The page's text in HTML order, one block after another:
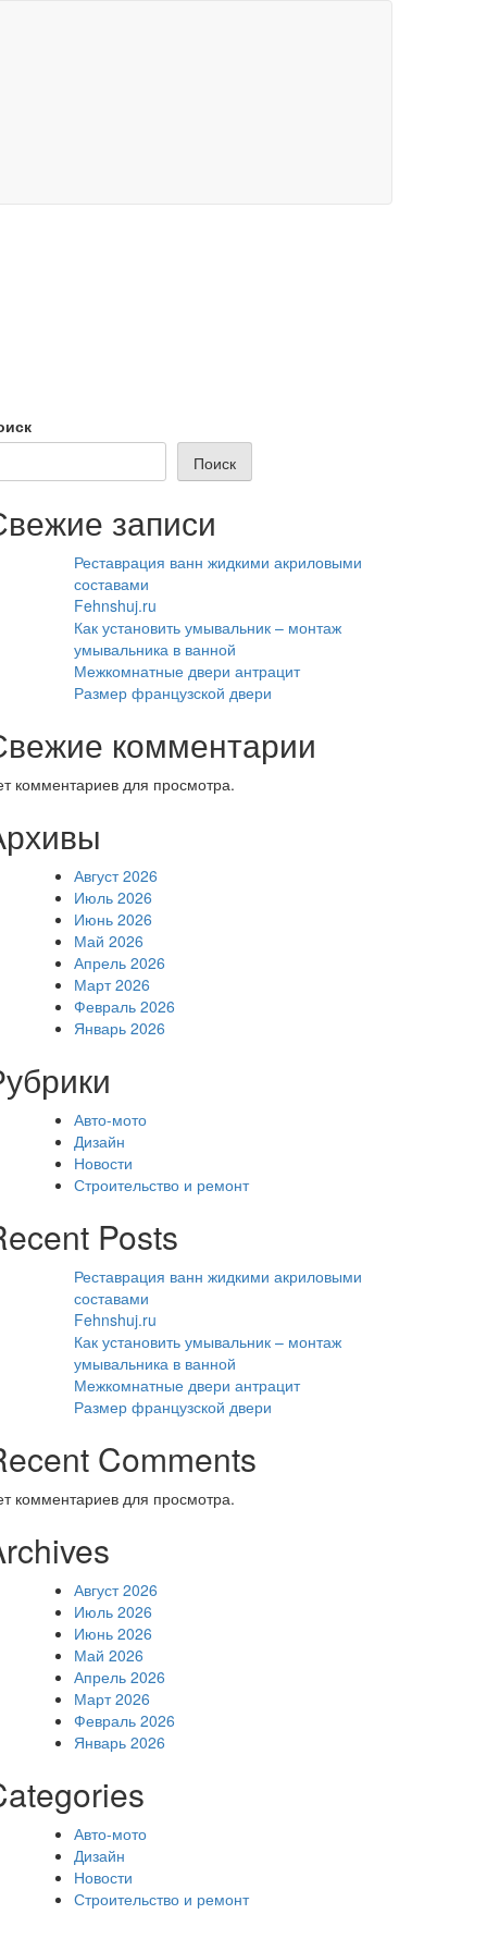
Поиск
записи
Реставрация ванн жидкими акриловыми
составами
Fehnshuj.ru
Как установить умывальник – монтаж
умывальника в ванной
Межкомнатные двери антрацит
Размер французской двери
комментарии
комментариев для просмотра.
Август 2026
Июль 2026
Июнь 2026
Май 2026
Апрель 2026
Март 2026
Февраль 2026
Январь 2026
Авто-мото
Дизайн
Новости
Строительство и ремонт
Posts
Реставрация ванн жидкими акриловыми
составами
Fehnshuj.ru
Как установить умывальник – монтаж
умывальника в ванной
Межкомнатные двери антрацит
Размер французской двери
Comments
комментариев для просмотра.
Август 2026
Июль 2026
Июнь 2026
Май 2026
Апрель 2026
Март 2026
Февраль 2026
Январь 2026
Авто-мото
Дизайн
Новости
Строительство и ремонт